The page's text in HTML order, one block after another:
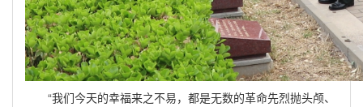
“我们今天的幸福来之不易，都是无数的革命先烈抛头颅、